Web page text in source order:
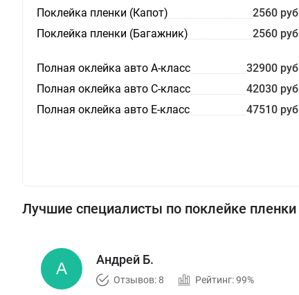
Поклейка пленки (Капот) 2560 руб
Поклейка пленки (Багажник)
2560 руб
Полная оклейка авто А-класс
32900 руб
Полная оклейка авто С-класс
42030 руб
Полная оклейка авто E-класс
47510 руб
Лучшие специалисты по поклейке пленки
Андрей Б.
Отзывов: 8 Рейтинг: 99%